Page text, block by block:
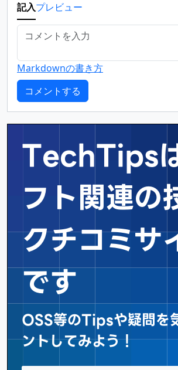
記入プレビュー
Markdownの書き方
TechTips
フト関連の
クチコミサ
です
OSS等のTipsや疑問を
ントしてみよう！